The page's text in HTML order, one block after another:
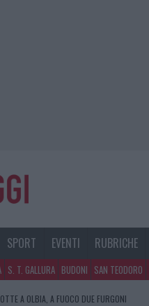
SPORT EVENTI RUBRICHE
S. T. GALLURA BUDONI SAN TEODORO
A OLBIA, A FUOCO DUE FURGONI